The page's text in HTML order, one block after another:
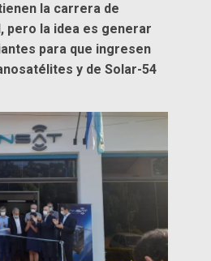
la carrera de
pero la idea es generar
para que ingresen
y de Solar-54